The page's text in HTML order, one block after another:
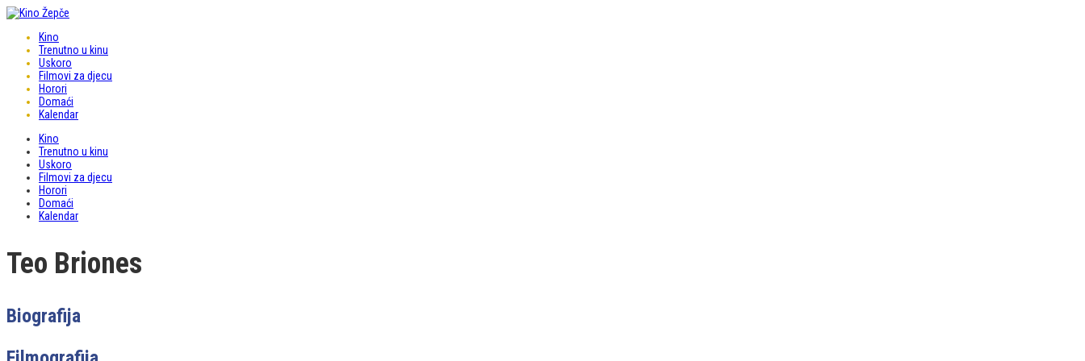
Kino
Trenutno u kinu
Uskoro
Filmovi za djecu
Horori
Domaći
Kalendar
Kino
Trenutno u kinu
Uskoro
Filmovi za djecu
Horori
Domaći
Kalendar
Teo Briones
Biografija